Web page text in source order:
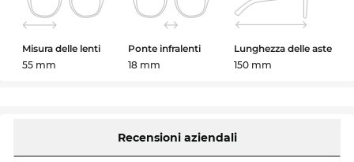
Misura delle lenti
55 mm
Ponte infralenti
18 mm
Lunghezza delle aste
150 mm
Recensioni aziendali